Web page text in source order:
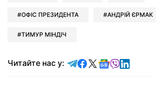
ОФІС ПРЕЗИДЕНТА АНДРІЙ ЄРМАК
ТИМУР МІНДІЧ
Читайте нас у: Читайте у Telegram
Читайте у
Читайте у X
Читайте у
Читайте